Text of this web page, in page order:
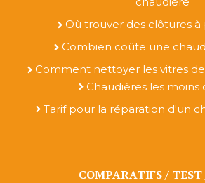
Où trouver des clôtures à
Combien coûte une
Comment nettoyer les vitres
Chaudières les moins
Tarif pour la réparation d'un
COMPARATIFS /